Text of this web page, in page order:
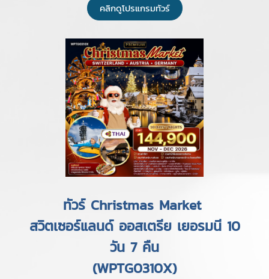
คลิกดูโปรแกรมทัวร์
ทัวร์ Christmas Market
สวิตเซอร์แลนด์ ออสเตรีย เยอรมนี 10
วัน 7 คืน
(WPTG0310X)